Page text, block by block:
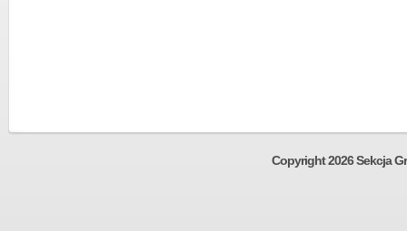
Copyright 2026 Sekcja